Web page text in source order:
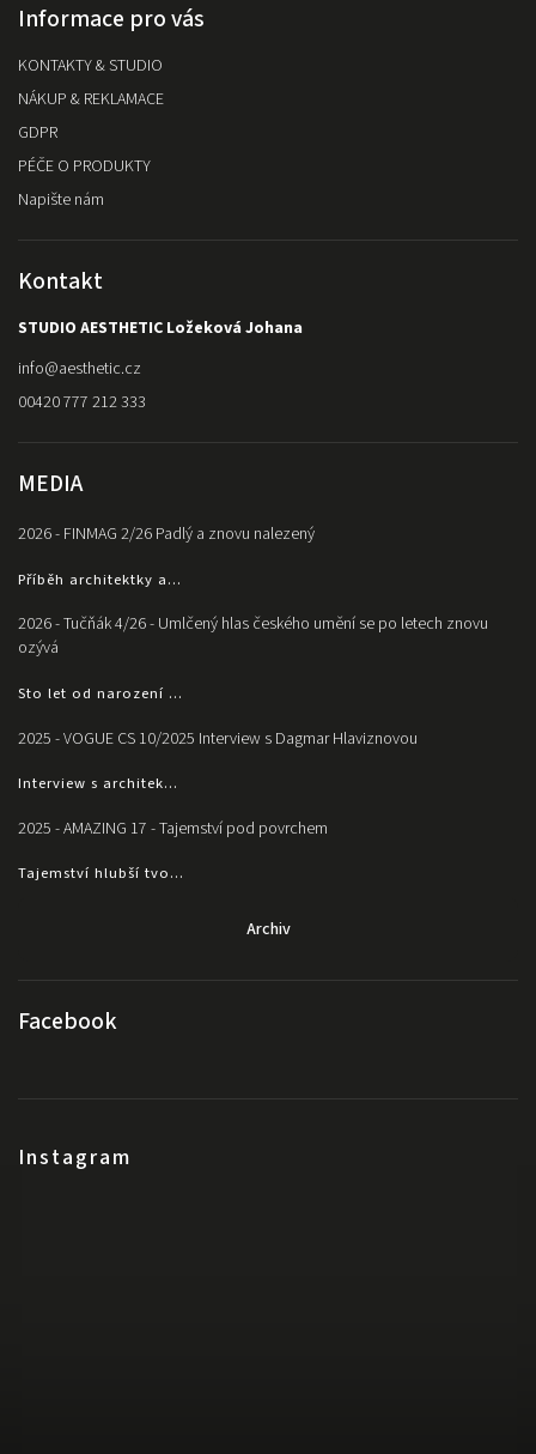
Informace pro vás
KONTAKTY & STUDIO
NÁKUP & REKLAMACE
GDPR
PÉČE O PRODUKTY
Napište nám
Kontakt
STUDIO AESTHETIC Ložeková Johana
info@aesthetic.cz
00420 777 212 333
MEDIA
2026 - FINMAG 2/26 Padlý a znovu nalezený
Příběh architektky a...
2026 - Tučňák 4/26 - Umlčený hlas českého umění se po letech znovu
ozývá
Sto let od narození ...
2025 - VOGUE CS 10/2025 Interview s Dagmar Hlaviznovou
Interview s architek...
2025 - AMAZING 17 - Tajemství pod povrchem
Tajemství hlubší tvo...
Archiv
Facebook
Instagram